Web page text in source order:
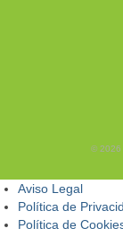
© 2026
Aviso Legal
Política de
Política de